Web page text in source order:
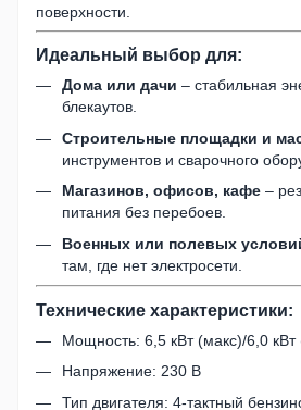
поверхности.
Идеальный выбор для:
Дома или дачи – стабильная
блекаутов.
Строительные площадки и
инструментов и сварочного
Магазинов, офисов, кафе –
питания без перебоев.
Военных или полевых
там, где нет электросети.
Технические характеристики:
Мощность: 6,5 кВт (макс)/6,0
Напряжение: 230 В
Тип двигателя: 4-тактный